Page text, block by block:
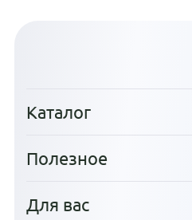
Каталог
Полезное
Для вас